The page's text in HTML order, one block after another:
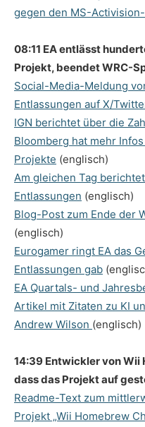
gegen den MS-
08:11 EA entlässt
Projekt, beendet WRC-
Social-Media-Meldung
Entlassungen auf X/
IGN berichtet über die
Bloomberg hat mehr
Projekte (englisch)
Am gleichen Tag
Entlassungen (englisch)
Blog-Post zum Ende der
(englisch)
Eurogamer ringt EA das
Entlassungen gab
EA Quartals- und
Artikel mit Zitaten zu KI
Andrew Wilson (englisch)
14:39 Entwickler von
dass das Projekt auf
Readme-Text zum
Projekt „Wii Homebrew